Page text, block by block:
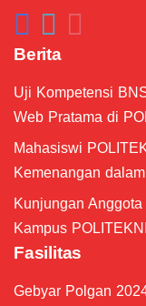
Berita
Uji Kompetensi
Web Pratama di
Mahasiswi
Kemenangan
Kunjungan
Kampus
Fasilitas
Gebyar Polgan